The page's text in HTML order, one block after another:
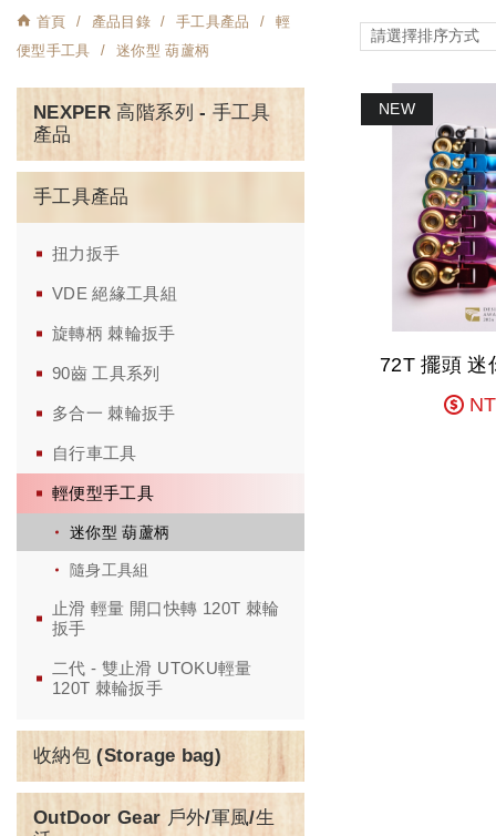
首頁 產品目錄 手工具產品
輕
便型手工具
迷你型 葫蘆柄
NEXPER 高階系列 - 手工具
產品
手工具產品
扭力扳手
VDE 絕緣工具組
旋轉柄 棘輪扳手
90齒 工具系列
多合一 棘輪扳手
自行車工具
輕便型手工具
迷你型 葫蘆柄
隨身工具組
止滑 輕量 開口快轉 120T 棘輪
扳手
二代 - 雙止滑 UTOKU輕量
120T 棘輪扳手
收納包 (Storage bag)
OutDoor Gear 戶外/軍風/生
72T 擺頭 迷